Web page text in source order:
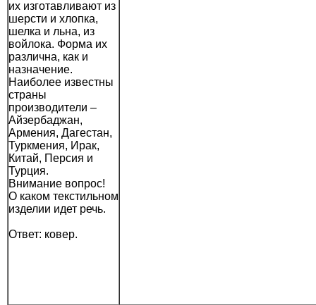
их изготавливают из
шерсти и хлопка,
шелка и льна, из
войлока. Форма их
различна, как и
назначение.
Наиболее известны
страны
производители –
Айзербаджан,
Армения, Дагестан,
Туркмения, Ирак,
Китай, Персия и
Турция.
Внимание вопрос!
О каком текстильном
изделии идет речь.
Ответ: ковер.